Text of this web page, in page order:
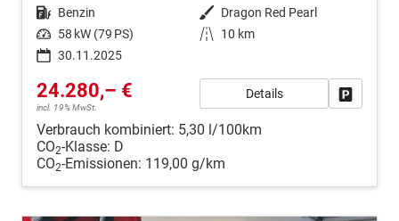
Kraftstoff Benzin Außenfarbe Dragon Red Pearl
Leistung 58 kW (79 PS) Kilometerstand
10 km
30.11.2025
24.280,– €
incl. 19% MwSt.
Details
Verbrauch kombiniert: 5,30 l/100km
CO2-Klasse: D
CO2-Emissionen: 119,00 g/km